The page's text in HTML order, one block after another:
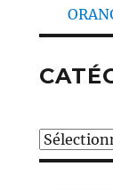
Catégories